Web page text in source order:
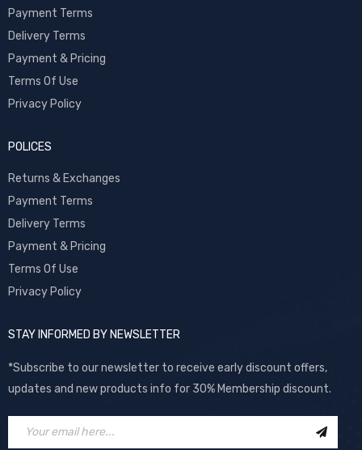
Payment Terms
Delivery Terms
Payment & Pricing
Terms Of Use
Privacy Policy
POLICES
Returns & Exchanges
Payment Terms
Delivery Terms
Payment & Pricing
Terms Of Use
Privacy Policy
STAY INFORMED BY NEWSLETTER
*Subscribe to our newsletter to receive early discount offers,
updates and new products info for 30% Membership discount.